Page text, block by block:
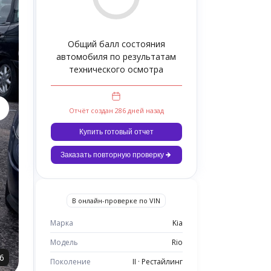
Общий балл состояния
автомобиля по результатам
технического осмотра
Отчёт создан 286 дней назад
Купить готовый отчет
Заказать повторную проверку
В онлайн-проверке по VIN
Марка
Kia
Модель
Rio
Поколение
II · Рестайлинг